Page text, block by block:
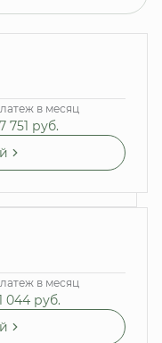
в месяц
751 руб.
в месяц
044 руб.